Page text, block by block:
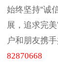
始终坚持“诚
展，追求完
户和朋友携
82870668